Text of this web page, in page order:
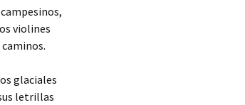
violines
glaciales
letrillas